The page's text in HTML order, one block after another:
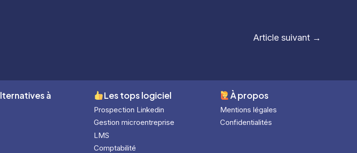
Article suivant →
à Les tops logiciel
Prospection Linkedin
Gestion microentreprise
LMS
Comptabilité
Àpropos
Mentions légales
Confidentialités